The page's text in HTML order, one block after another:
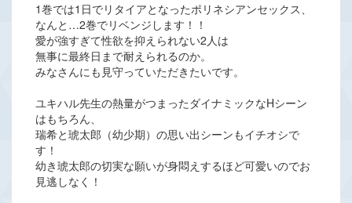
1巻では1日でリタイアとなったポリネシアンセックス、
なんと…2巻でリベンジします！！
愛が強すぎて性欲を抑えられない2人は
無事に最終日まで耐えられるのか。
みなさんにも見守っていただきたいです。
ユキハル先生の熱量がつまったダイナミックなHシーン
はもちろん、
瑞希と琥太郎（幼少期）の思い出シーンもイチオシで
す！
幼き琥太郎の切実な願いが身悶えするほど可愛いのでお
見逃しなく！